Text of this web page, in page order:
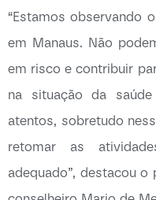
“Estamos observando
em Manaus. Não
em risco e contribuir
na situação da
atentos, sobretudo
retomar as
adequado”, destacou